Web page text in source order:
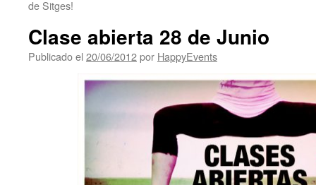
de Sitges!
Clase abierta 28 de Junio
Publicado el 20/06/2012por HappyEvents